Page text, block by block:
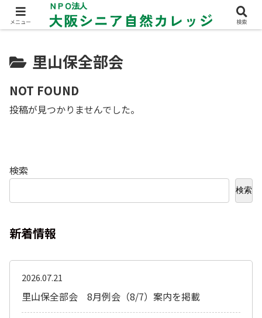
里山保全部会
NOT FOUND
投稿が見つかりませんでした。
検索
検索
新着情報
里山保全部会 8月例会（8/7）案内を掲載
2026.07.21
メニュー 検索